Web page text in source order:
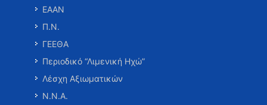
ΕΑΑΝ
Π.Ν.
ΓΕΕΘΑ
Περιοδικό “Λιμενική Ηχώ”
Λέσχη Αξιωματικών
Ν.Ν.Α.